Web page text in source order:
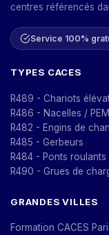
centres référencés
Service 100%
TYPES CACES
R489 - Chariots
R486 - Nacelles /
R482 - Engins de
R485 - Gerbeurs
R484 - Ponts roulants
R490 - Grues de
GRANDES VILLES
Formation CACES